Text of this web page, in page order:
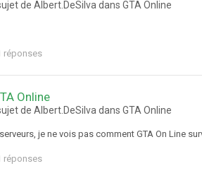
de Albert.DeSilva dans GTA Online
réponses
Online
de Albert.DeSilva dans GTA Online
je ne vois pas comment GTA On Line
réponses